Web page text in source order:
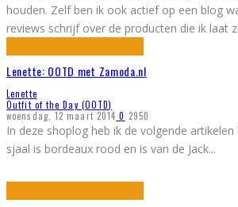
houden. Zelf ben ik ook actief op een blog
reviews schrijf over de producten die ik laat
Lenette: OOTD met Zamoda.nl
Lenette
Outfit of the Day (OOTD)
woensdag, 12 maart 2014 0 2950
In deze shoplog heb ik de volgende artikelen
sjaal is bordeaux rood en is van de Jack...